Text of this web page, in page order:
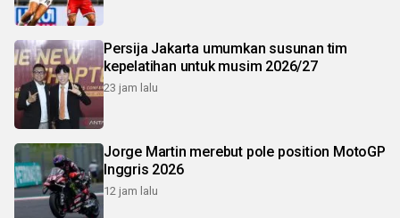
Persija Jakarta umumkan susunan tim
kepelatihan untuk musim 2026/27
23 jam lalu
Jorge Martin merebut pole position MotoGP
Inggris 2026
12 jam lalu